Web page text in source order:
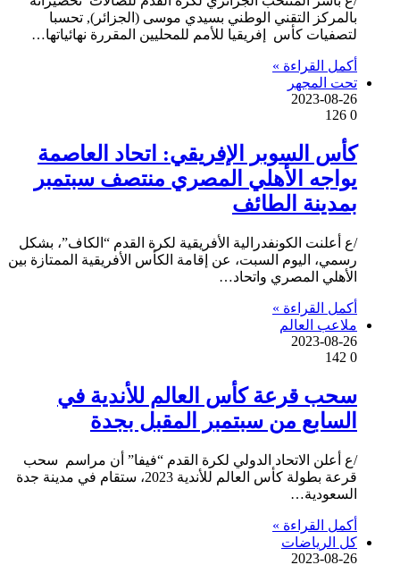
بالمركز التقني الوطني بسيدي موسى (الجزائر), تحسبا
لتصفيات كأس إفريقيا للأمم للمحليين المقررة نهائياتها…
أكمل القراءة »
تحت المجهر
2023-08-26
0
كأس السوبر الإفريقي: اتحاد العاصمة
يواجه الأهلي المصري منتصف سبتمبر
بمدينة الطائف
/ع أعلنت الكونفدرالية الأفريقية لكرة القدم “الكاف”، بشكل
رسمي، اليوم السبت، عن إقامة الكأس الأفريقية الممتازة بين
الأهلي المصري واتحاد…
أكمل القراءة »
ملاعب العالم
2023-08-26
0
سحب قرعة كأس العالم للأندية في
السابع من سبتمبر المقبل بجدة
/ع أعلن الاتحاد الدولي لكرة القدم “فيفا” أن مراسم سحب
قرعة بطولة كأس العالم للأندية 2023، ستقام في مدينة جدة
السعودية…
أكمل القراءة »
كل الرياضات
2023-08-26